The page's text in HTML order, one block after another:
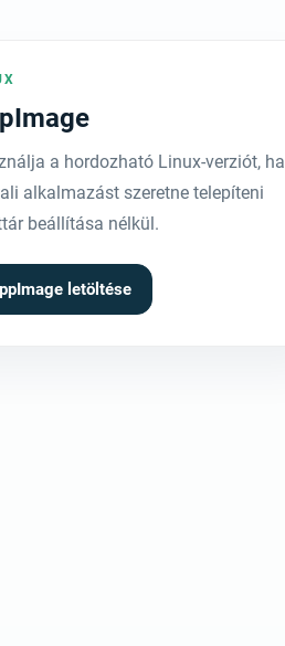
a hordozható Linux-verziót, ha
alkalmazást szeretne telepíteni
beállítása nélkül.
letöltése